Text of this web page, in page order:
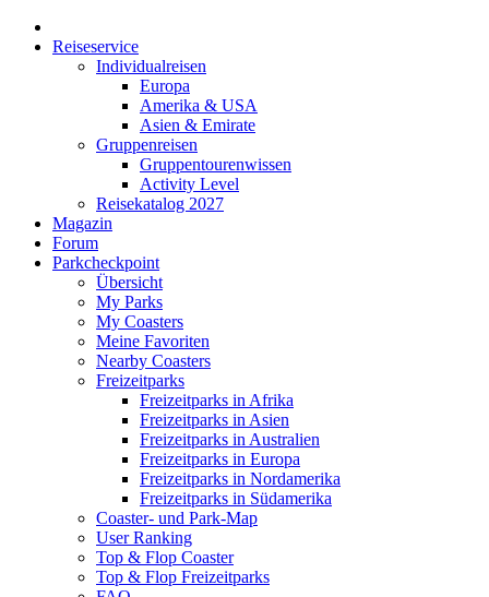
Reiseservice
Individualreisen
Europa
Amerika & USA
Asien & Emirate
Gruppenreisen
Gruppentourenwissen
Activity Level
Reisekatalog 2027
Magazin
Forum
Parkcheckpoint
Übersicht
My Parks
My Coasters
Meine Favoriten
Nearby Coasters
Freizeitparks
Freizeitparks in Afrika
Freizeitparks in Asien
Freizeitparks in Australien
Freizeitparks in Europa
Freizeitparks in Nordamerika
Freizeitparks in Südamerika
Coaster- und Park-Map
User Ranking
Top & Flop Coaster
Top & Flop Freizeitparks